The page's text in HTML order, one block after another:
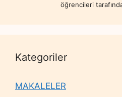
öğrencileri
Kategoriler
MAKALELER